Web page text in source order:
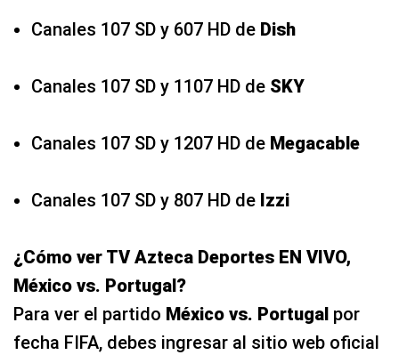
Canales 107 SD y 607 HD de Dish
Canales 107 SD y 1107 HD de SKY
Canales 107 SD y 1207 HD de Megacable
Canales 107 SD y 807 HD de Izzi
¿Cómo ver TV Azteca Deportes EN VIVO,
México vs. Portugal?
Para ver el partido México vs. Portugal por
fecha FIFA, debes ingresar al sitio web oficial